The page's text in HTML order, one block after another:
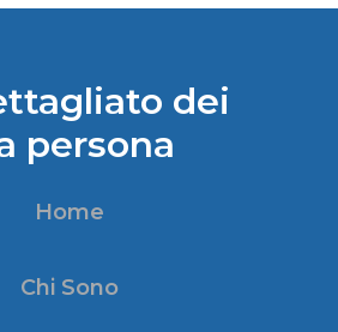
dei
persona
Home
Chi Sono